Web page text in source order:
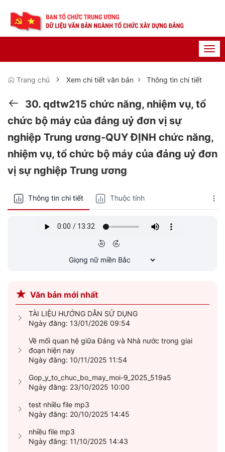
Trang chủ Xem chi tiết văn bản Thông tin chi tiết
30. qdtw215 chức năng, nhiệm vụ, tổ
chức bộ máy của đảng uỷ đơn vị sự
nghiệp Trung ương-QUY ĐỊNH chức năng,
nhiệm vụ, tổ chức bộ máy của đảng uỷ đơn
vị sự nghiệp Trung ương
Thông tin chi tiết Thuộc tính
Văn bản mới nhất
TÀI LIỆU HƯỚNG DẪN SỬ DỤNG
Ngày đăng: 13/01/2026 09:54
Về mối quan hệ giữa Đảng và Nhà nước trong giai
đoạn hiện nay
Ngày đăng: 10/11/2025 11:54
Gop_y_to_chuc_bo_may_moi-9_2025_519a5
Ngày đăng: 23/10/2025 10:00
test nhiều file mp3
Ngày đăng: 20/10/2025 14:45
nhiều file mp3
Ngày đăng: 11/10/2025 14:43